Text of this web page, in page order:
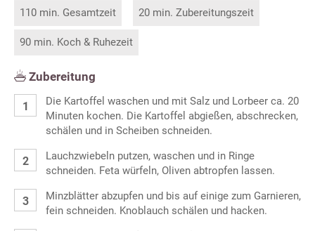
110 min. Gesamtzeit 20 min. Zubereitungszeit
90 min. Koch & Ruhezeit
Zubereitung
Die Kartoffel waschen und mit Salz und Lorbeer ca. 20
Minuten kochen. Die Kartoffel abgießen, abschrecken,
schälen und in Scheiben schneiden.
Lauchzwiebeln putzen, waschen und in Ringe
schneiden. Feta würfeln, Oliven abtropfen lassen.
Minzblätter abzupfen und bis auf einige zum Garnieren,
fein schneiden. Knoblauch schälen und hacken.